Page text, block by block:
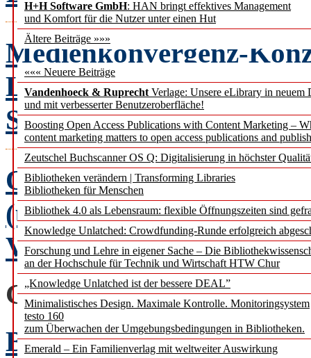
H+H Software GmbH: HAN bringt effektives Management
und Komfort für die Nutzer unter einen Hut
Ältere Beiträge »»»
««« Neuere Beiträge
Vandenhoeck & Ruprecht Verlage: Unsere eLibrary in neuem
und mit verbesserter Benutzeroberfläche!
Boosting Open Access Publications with Content Marketing –
content marketing matters to open access publications and
Zeutschel Buchscanner OS Q: Digitalisierung in höchster
Bibliotheken verändern | Transforming Libraries
Bibliotheken für Menschen
Bibliothek 4.0 als Lebensraum: flexible Öffnungszeiten sind
Knowledge Unlatched: Crowdfunding-Runde erfolgreich
Forschung und Lehre in eigener Sache – Die
an der Hochschule für Technik und Wirtschaft HTW Chur
„Knowledge Unlatched ist der bessere DEAL”
Minimalistisches Design. Maximale Kontrolle. Monitoringsystem
testo 160
zum Überwachen der Umgebungsbedingungen in Bibliotheken.
Emerald – Ein Familienverlag mit weltweiter Auswirkung
Medienkonvergenz-
Loseblattsammlung
Sabrina Laich, Patricia
Open Access zwischen
(un-)sichtbaren
Verwandlungen Elena
GLOSSE
BIBLIOTHEKEN in